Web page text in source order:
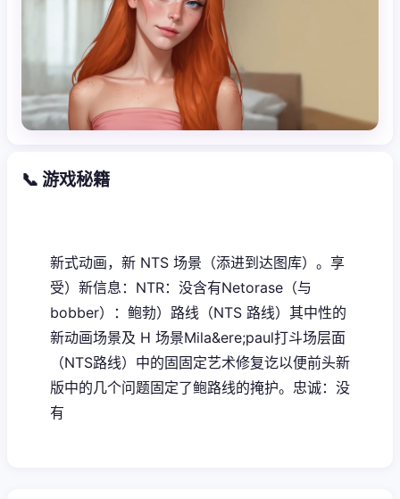
📞 游戏秘籍
新式动画，新 NTS 场景（添进到达图库）。享
受）新信息：NTR：没含有Netorase（与
bobber）：鲍勃）路线（NTS 路线）其中性的
新动画场景及 H 场景Mila&ere;paul打斗场层面
（NTS路线）中的固固定艺术修复讫以便前头新
版中的几个问题固定了鲍路线的掩护。忠诚：没
有